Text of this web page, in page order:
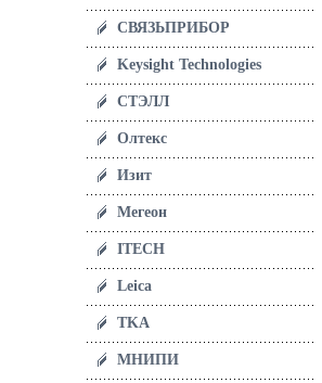
СВЯЗЬПРИБОР
Keysight Technologies
СТЭЛЛ
Олтекс
Изит
Мегеон
ITECH
Leica
TKA
МНИПИ